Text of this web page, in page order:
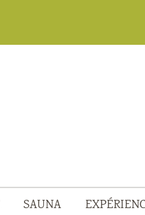
SAUNA